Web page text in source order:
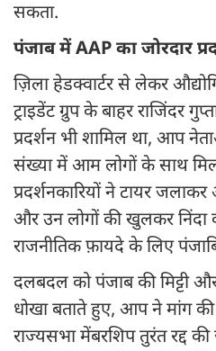
सकता.
पंजाब में AAP का जोरदार
ज़िला हेडक्वार्टर से लेकर
ट्राइडेंट ग्रुप के बाहर राजिंदर
प्रदर्शन भी शामिल था, आप
संख्या में आम लोगों के साथ
प्रदर्शनकारियों ने टायर
और उन लोगों की खुलकर निंदा
राजनीतिक फ़ायदे के लिए
दलबदल को पंजाब की मिट्टी
धोखा बताते हुए, आप ने मांग
राज्यसभा मेंबरशिप तुरंत रद्द की